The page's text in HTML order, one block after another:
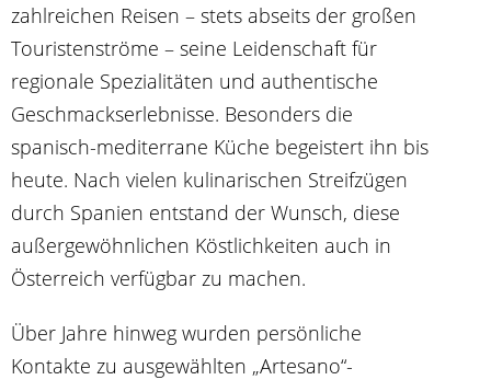
zahlreichen Reisen – stets abseits der großen
Touristenströme – seine Leidenschaft für
regionale Spezialitäten und authentische
Geschmackserlebnisse. Besonders die
spanisch-mediterrane Küche begeistert ihn bis
heute. Nach vielen kulinarischen Streifzügen
durch Spanien entstand der Wunsch, diese
außergewöhnlichen Köstlichkeiten auch in
Österreich verfügbar zu machen.
Über Jahre hinweg wurden persönliche
Kontakte zu ausgewählten „Artesano“-